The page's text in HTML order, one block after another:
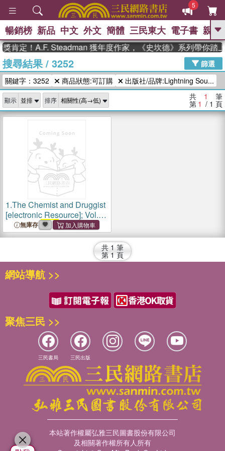
5
GO
高希均教授回憶錄
、 The Odyssey 、 父親節 、 花開錦
繡 、 暑期推薦 、 方念華 、 台灣的
李登輝時代 、 數學女孩：黎曼猜想
、
如果歷史是一
群喵 、 臺灣漫遊錄
暢銷榜 新品 中文 外文 簡體 三民東大 電子書 親子
肯定！A.F. Steadman 獲年度作家，《史坎德》系列帶你踏
搜尋結果/ 3252
篩選
關鍵字：3252
商品狀態:可訂購 出版社/品牌:Lightning Sou...
顯示 排序 共 1 筆
第 1 / 1 頁
1.The Chemist and Druggist
[electronic Resource]; Vol.
137 = no.3252(6 June
1942)
無庫存
共 1 筆
第 1 頁
網站導航 >>
聚焦三民 >>
三民書局 三民出版
本站著作權屬弘雅三民圖書股份有限公司
及相關著作權所有人所有